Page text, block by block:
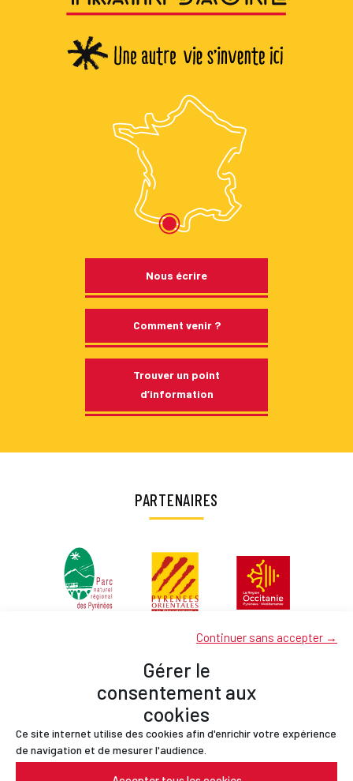
Gérer le
consentement aux
cookies
Ce site internet utilise des cookies afin d'enrichir votre expérience
de navigation et de mesurer l'audience.
Continuer sans accepter →
Nous écrire
Comment venir ?
Trouver un point
d’information
PARTENAIRES
Partenaires
Contact